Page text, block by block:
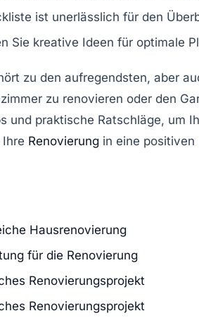
ist unerlässlich für den
Sie kreative Ideen für optimale
zu den aufregendsten, aber
zu renovieren oder den
und praktische Ratschläge, um
Renovierung in eine positiven
Hausrenovierung
für die Renovierung
Renovierungsprojekt
Renovierungsprojekt